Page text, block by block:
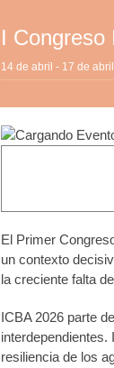
I Congreso
14 de abril - 17 de abril
El Primer
un contexto
la creciente falta
ICBA 2026 parte
resiliencia de los